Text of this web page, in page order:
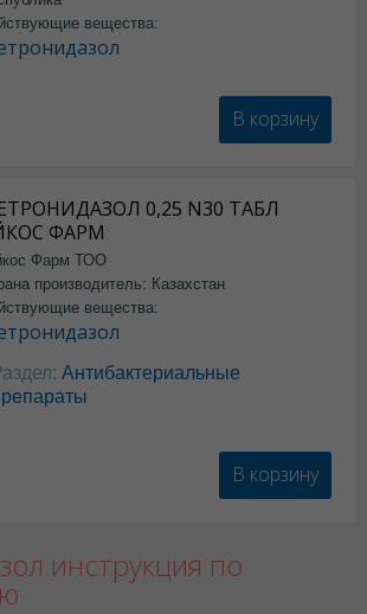
вещества:
В корзину
0,25 N30 ТАБЛ
ФАРМ
Фарм ТОО
производитель: Казахстан
вещества:
Антибактериальные
В корзину
инструкция по